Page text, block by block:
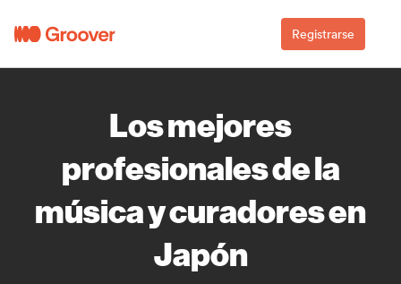
Registrarse
Los mejores
profesionales de la
música y curadores en
Japón